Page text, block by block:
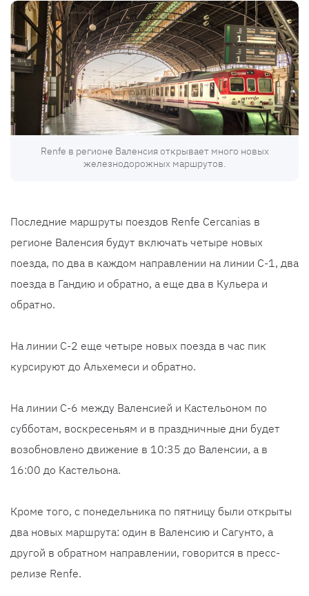
Renfe в регионе Валенсия открывает много новых
железнодорожных маршрутов.
Последние маршруты поездов Renfe Cercanias в
регионе Валенсия будут включать четыре новых
поезда, по два в каждом направлении на линии C-1, два
поезда в Гандию и обратно, а еще два в Кульера и
обратно.
На линии C-2 еще четыре новых поезда в час пик
курсируют до Альхемеси и обратно.
На линии C-6 между Валенсией и Кастельоном по
субботам, воскресеньям и в праздничные дни будет
возобновлено движение в 10:35 до Валенсии, а в
16:00 до Кастельона.
Кроме того, с понедельника по пятницу были открыты
два новых маршрута: один в Валенсию и Сагунто, а
другой в обратном направлении, говорится в пресс-
релизе Renfe.